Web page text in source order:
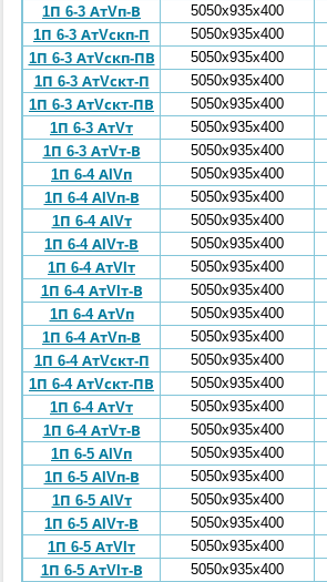
1П 6-3 АтVп-В
5050x935x400
1П 6-3 АтVскп-П
5050x935x400
1П 6-3 АтVскп-ПВ
5050x935x400
1П 6-3 АтVскт-П
5050x935x400
1П 6-3 АтVскт-ПВ
5050x935x400
1П 6-3 АтVт
5050x935x400
1П 6-3 АтVт-В
5050x935x400
1П 6-4 АIVп
5050x935x400
1П 6-4 АIVп-В
5050x935x400
1П 6-4 АIVт
5050x935x400
1П 6-4 АIVт-В
5050x935x400
1П 6-4 АтVIт
5050x935x400
1П 6-4 АтVIт-В
5050x935x400
1П 6-4 АтVп
5050x935x400
1П 6-4 АтVп-В
5050x935x400
1П 6-4 АтVскт-П
5050x935x400
1П 6-4 АтVскт-ПВ
5050x935x400
1П 6-4 АтVт
5050x935x400
1П 6-4 АтVт-В
5050x935x400
1П 6-5 АIVп
5050x935x400
1П 6-5 АIVп-В
5050x935x400
1П 6-5 АIVт
5050x935x400
1П 6-5 АIVт-В
5050x935x400
1П 6-5 АтVIт
5050x935x400
1П 6-5 АтVIт-В
5050x935x400